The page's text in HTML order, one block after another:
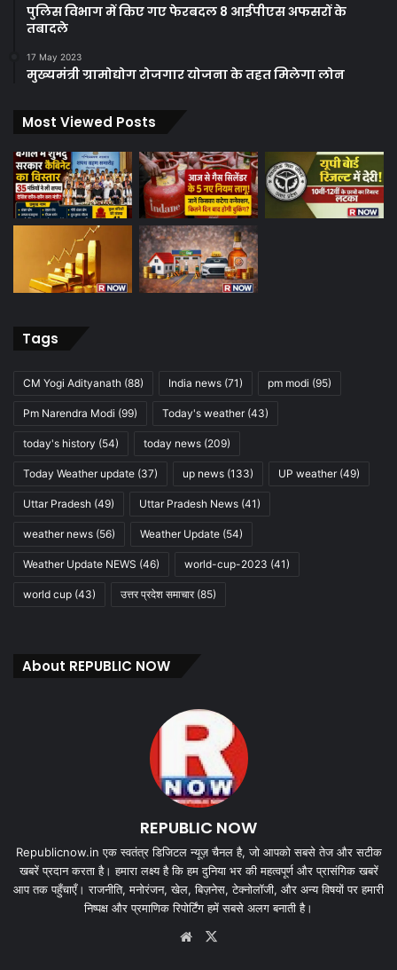
पुलिस विभाग में किए गए फेरबदल 8 आईपीएस अफसरों के
तबादले
17 May 2023
मुख्यमंत्री ग्रामोद्योग रोजगार योजना के तहत मिलेगा लोन
Most Viewed Posts
Tags
CM Yogi Adityanath (88) India news (71) pm modi (95)
Pm Narendra Modi (99) Today's weather(43)
today's history (54) today news (209)
Today Weather update (37) up news (133) UP weather(49)
Uttar Pradesh (49) Uttar Pradesh News (41)
weather news (56) Weather Update (54)
Weather Update NEWS (46) world-cup-2023 (41)
world cup (43) उत्तर प्रदेश समाचार(85)
About REPUBLIC NOW
REPUBLIC NOW
Republicnow.in एक स्वतंत्र डिजिटल न्यूज़ चैनल है, जो आपको सबसे तेज और सटीक
खबरें प्रदान करता है। हमारा लक्ष्य है कि हम दुनिया भर की महत्वपूर्ण और प्रासंगिक खबरें
आप तक पहुँचाएँ। राजनीति, मनोरंजन, खेल, बिज़नेस, टेक्नोलॉजी, और अन्य विषयों पर हमारी
निष्पक्ष और प्रमाणिक रिपोर्टिंग हमें सबसे अलग बनाती है।
Website